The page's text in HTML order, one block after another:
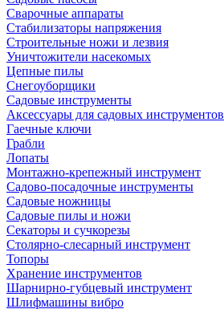
Сварочные аппараты
Стабилизаторы напряжения
Строительные ножи и лезвия
Уничтожители насекомых
Цепные пилы
Снегоуборщики
Садовые инструменты
Аксессуары для садовых инструментов
Гаечные ключи
Грабли
Лопаты
Монтажно-крепежный инструмент
Садово-посадочные инструменты
Садовые ножницы
Садовые пилы и ножи
Секаторы и сучкорезы
Столярно-слесарный инструмент
Топоры
Хранение инструментов
Шарнирно-губцевый инструмент
Шлифмашины вибро